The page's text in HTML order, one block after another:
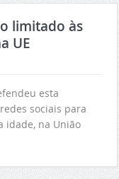
limitado às
UE
esta
sociais para
idade, na União